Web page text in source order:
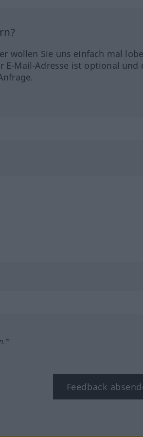
wollen Sie uns einfach mal
E-Mail-Adresse ist optional und
Feedback